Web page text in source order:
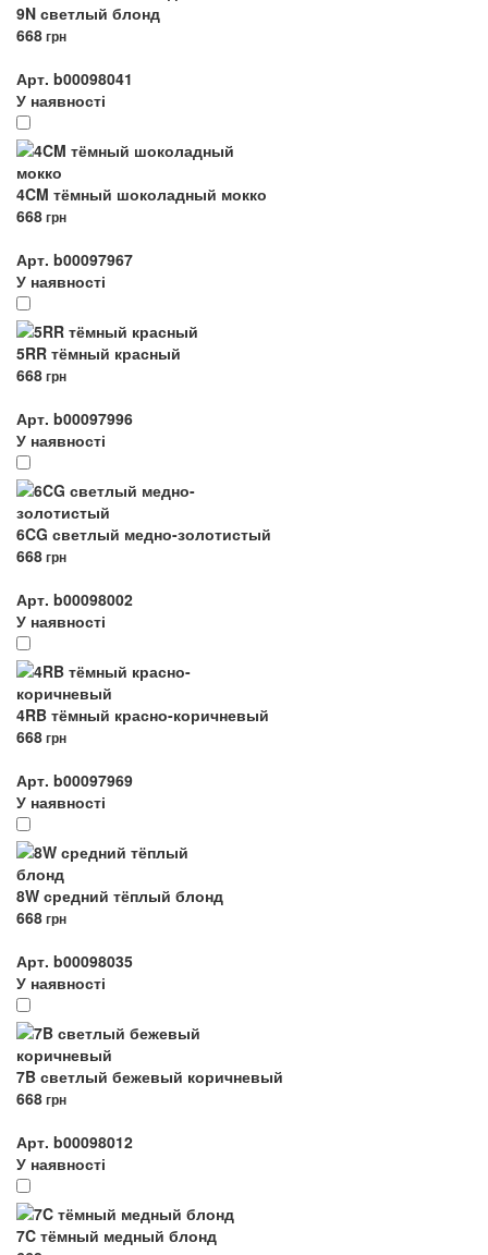
9N светлый блонд
668грн
Арт. b00098041
У наявності
4CM тёмный шоколадный мокко
668грн
Арт. b00097967
У наявності
5RR тёмный красный
668грн
Арт. b00097996
У наявності
6CG светлый медно-золотистый
668грн
Арт. b00098002
У наявності
4RB тёмный красно-коричневый
668грн
Арт. b00097969
У наявності
8W средний тёплый блонд
668грн
Арт. b00098035
У наявності
7B светлый бежевый коричневый
668грн
Арт. b00098012
У наявності
7C тёмный медный блонд